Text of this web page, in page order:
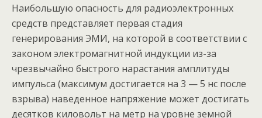
Наибольшую опасность для радиоэлектронных
средств представляет первая стадия
генерирования ЭМИ, на которой в соответствии с
законом электромагнитной индукции из-за
чрезвычайно быстрого нарастания амплитуды
импульса (максимум достигается на 3 — 5 нс после
взрыва) наведенное напряжение может достигать
десятков киловольт на метр на уровне земной